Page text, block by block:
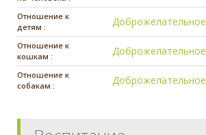
Отношение к
детям :
Доброжелательное
Отношение к
кошкам :
Доброжелательное
Отношение к
собакам :
Доброжелательное